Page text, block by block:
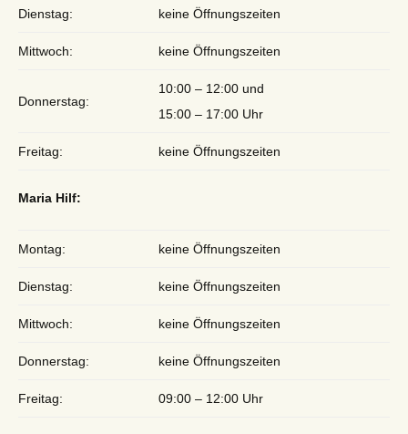
Dienstag: keine Öffnungszeiten
Mittwoch: keine Öffnungszeiten
Donnerstag:
10:00 – 12:00 und
15:00 – 17:00 Uhr
Freitag: keine Öffnungszeiten
Maria Hilf:
Montag: keine Öffnungszeiten
Dienstag: keine Öffnungszeiten
Mittwoch: keine Öffnungszeiten
Donnerstag: keine Öffnungszeiten
Freitag: 09:00 – 12:00 Uhr